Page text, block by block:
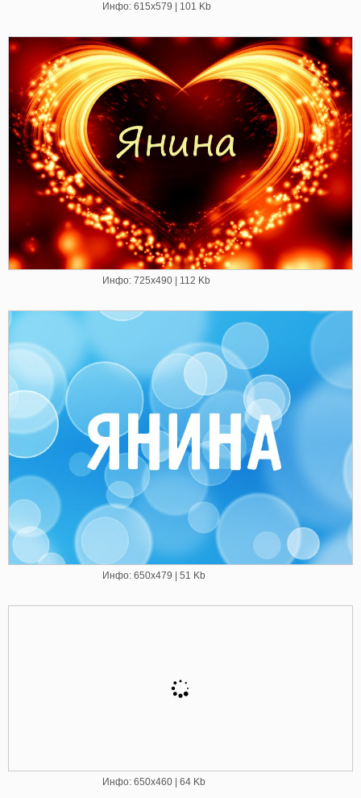
Инфо: 615х579 | 101 Kb
Инфо: 725х490 | 112 Kb
Инфо: 650х479 | 51 Kb
Инфо: 650х460 | 64 Kb